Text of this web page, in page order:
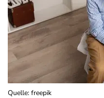
Quelle: freepik